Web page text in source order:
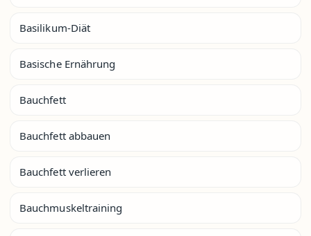
Basilikum-Diät
Basische Ernährung
Bauchfett
Bauchfett abbauen
Bauchfett verlieren
Bauchmuskeltraining